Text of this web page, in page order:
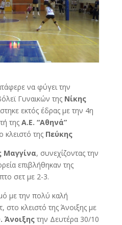
να φύγει την
Γυναικών της Νίκης
εκτός έδρας με την 4η
τηςΑ.Ε. “Αθηνά”
κλειστό της Πεύκης
Μαγγίνα, συνεχίζοντας την
επιβλήθηκαν της
σετ με 2-3.
με την πολύ καλή
στο κλειστό της Άνοιξης με
Άνοιξηςτην Δευτέρα 30/10